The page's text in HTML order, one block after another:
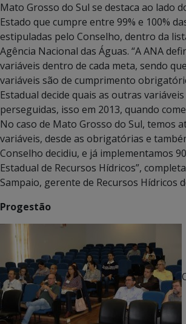
Mato Grosso do Sul se destaca ao lado
Estado que cumpre entre 99% e 100%
estipuladas pelo Conselho, dentro da
Agência Nacional das Águas. “A ANA
variáveis dentro de cada meta, sendo
variáveis são de cumprimento
Estadual decide quais as outras
perseguidas, isso em 2013, quando
No caso de Mato Grosso do Sul, temos
variáveis, desde as obrigatórias e
Conselho decidiu, e já implementamos
Estadual de Recursos Hídricos”,
Sampaio, gerente de Recursos Hídricos
Progestão